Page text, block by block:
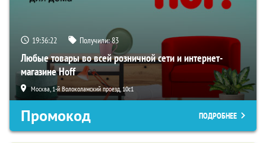
19:36:22 Получили:83
Любые товары во всей розничной сети и интернет-
магазине Hoff
Москва, 1-й Волоколамский проезд, 10с1
Промокод ПОДРОБНЕЕ